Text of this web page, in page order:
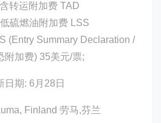
转运附加费 TAD
硫燃油附加费 LSS
(Entry Summary Declaration /
附加费) 35美元/票;
日期: 6月28日
Finland 劳马,芬兰